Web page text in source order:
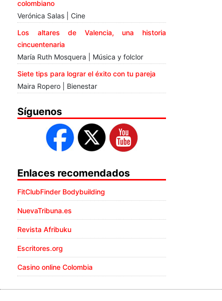
colombiano
Verónica Salas | Cine
Los altares de Valencia, una historia
cincuentenaria
María Ruth Mosquera | Música y folclor
Siete tips para lograr el éxito con tu pareja
Maira Ropero | Bienestar
Síguenos
Enlaces recomendados
FitClubFinder Bodybuilding
NuevaTribuna.es
Revista Afribuku
Escritores.org
Casino online Colombia